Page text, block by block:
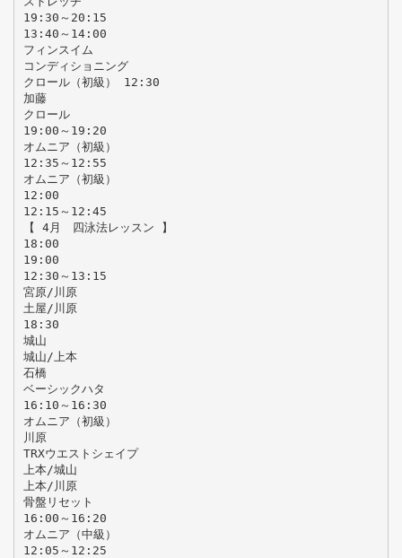
19:30～20:15
13:40～14:00
フィンスイム
コンディショニング
クロール（初級） 12:30
加藤
クロール
19:00～19:20
オムニア（初級）
12:35～12:55
オムニア（初級）
12:00
12:15～12:45
【 4月 四泳法レッスン 】
18:00
19:00
12:30～13:15
宮原/川原
土屋/川原
18:30
城山
城山/上本
石橋
ベーシックハタ
16:10～16:30
オムニア（初級）
川原
TRXウエストシェイプ
上本/城山
上本/川原
骨盤リセット
16:00～16:20
オムニア（中級）
12:05～12:25